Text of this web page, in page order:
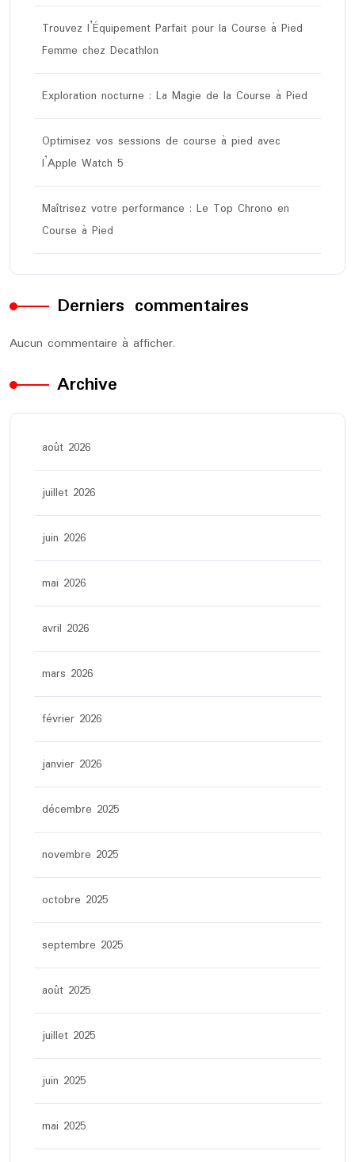
Trouvez l’Équipement Parfait pour la Course à Pied
Femme chez Decathlon
Exploration nocturne : La Magie de la Course à Pied
Optimisez vos sessions de course à pied avec
l’Apple Watch 5
Maîtrisez votre performance : Le Top Chrono en
Course à Pied
Derniers commentaires
Aucun commentaire à afficher.
Archive
août 2026
juillet 2026
juin 2026
mai 2026
avril 2026
mars 2026
février 2026
janvier 2026
décembre 2025
novembre 2025
octobre 2025
septembre 2025
août 2025
juillet 2025
juin 2025
mai 2025